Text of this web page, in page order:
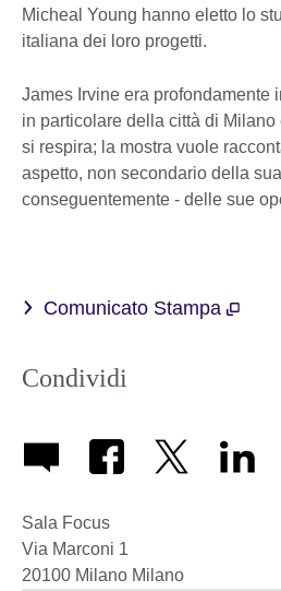
Micheal Young hanno eletto lo
italiana dei loro progetti.
James Irvine era profondamente
in particolare della città di Milano
si respira; la mostra vuole
aspetto, non secondario della
conseguentemente - delle sue
Comunicato Stampa
Condividi
Sala Focus
Via Marconi 1
20100 Milano Milano